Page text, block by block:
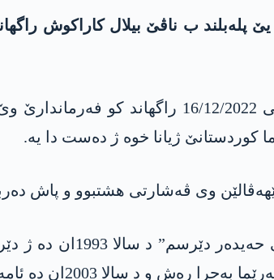
هپگێ باسکێ لەشکەری یێ په‌كه‌كێ دوهـ رۆژا
هشتبوو و پاش ده‌رباسبوونا 5 مه‌هان ژ نوو